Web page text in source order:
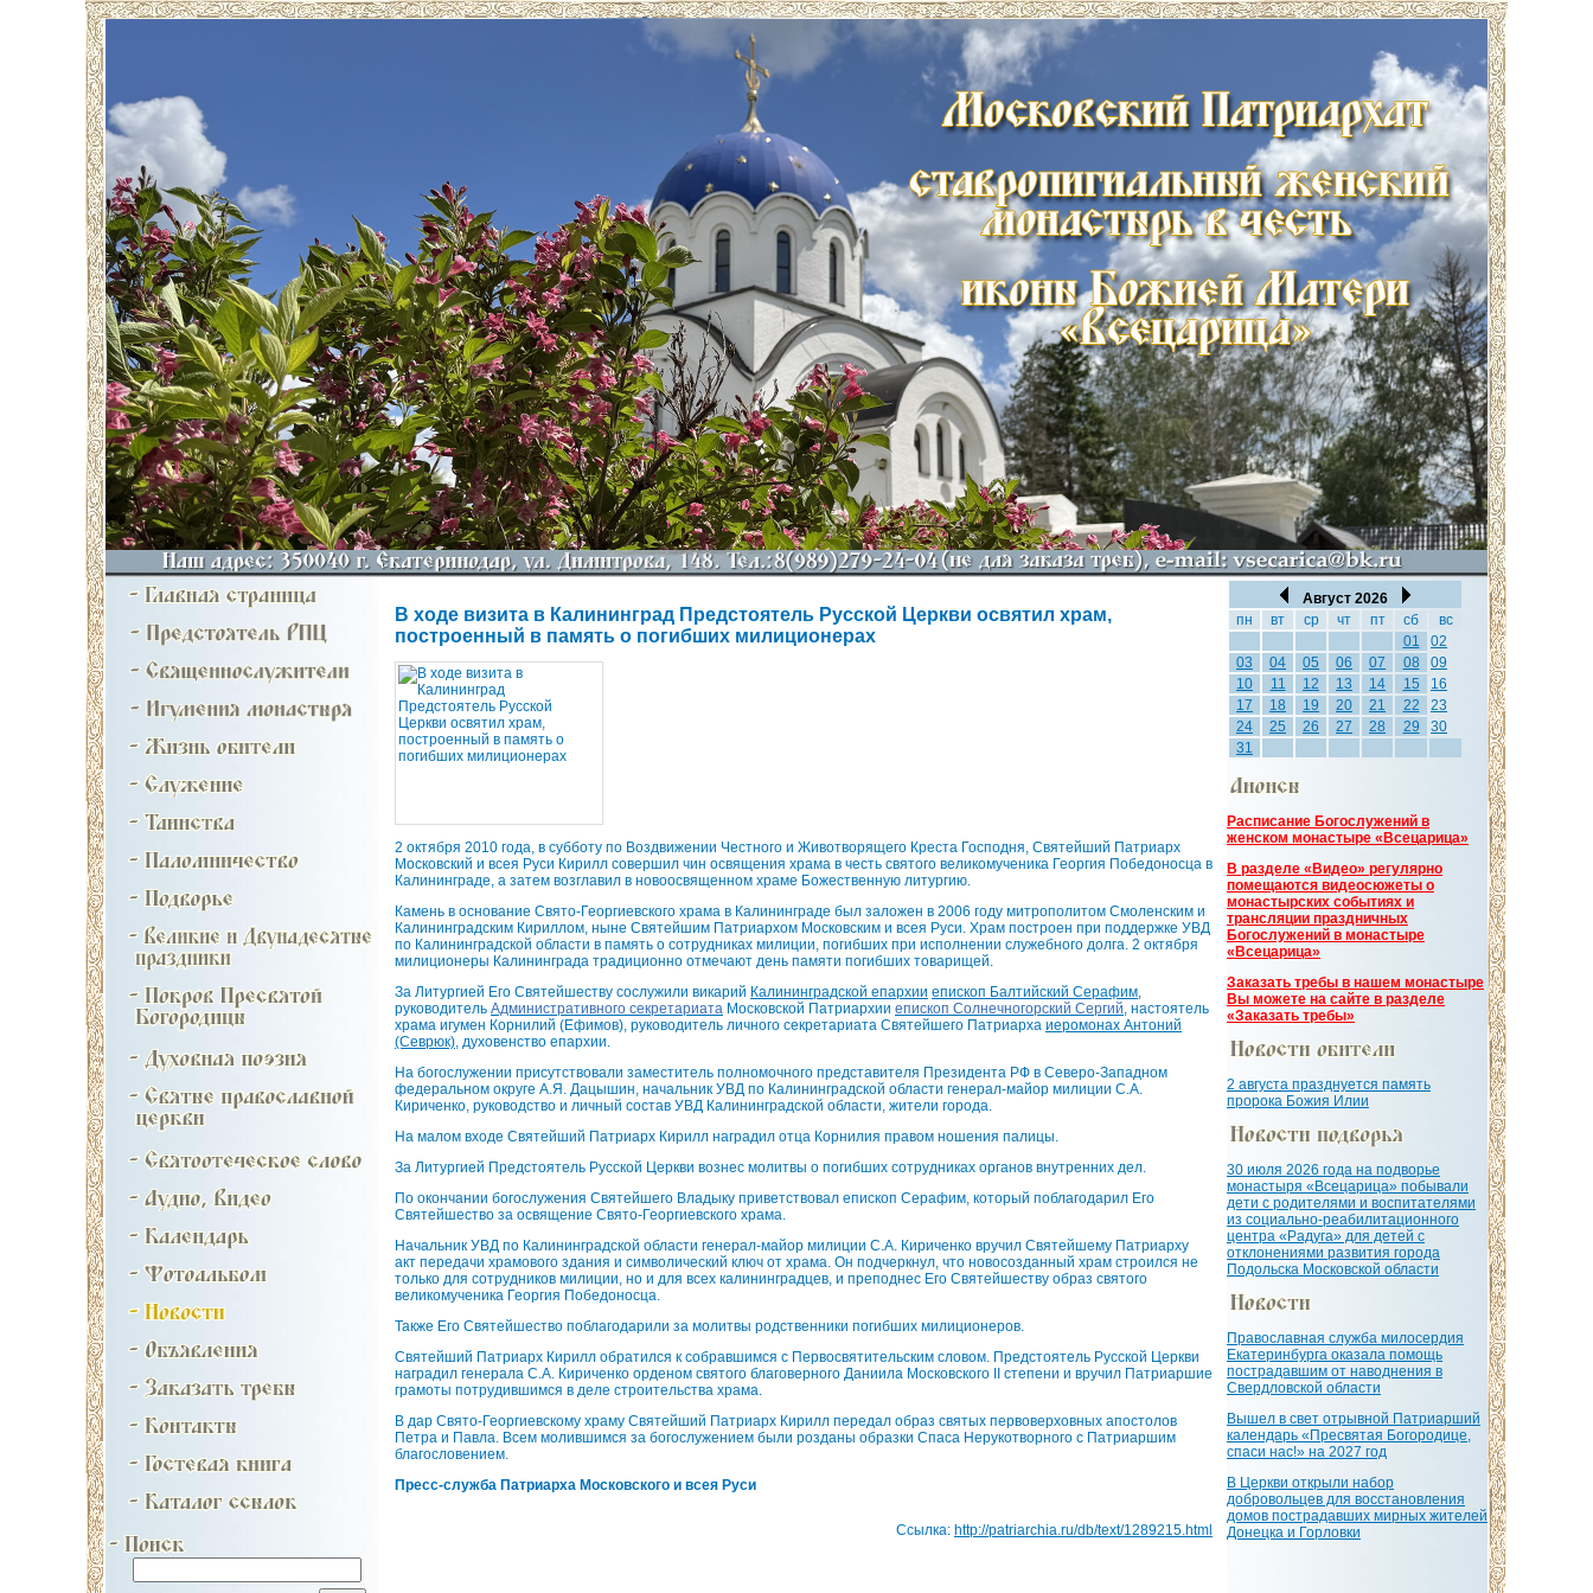
В ходе визита в Калининград Предстоятель Русской Церкви освятил храм,
построенный в память о погибших милиционерах
2 октября 2010 года, в субботу по Воздвижении Честного и Животворящего Креста Господня, Святейший Патриарх
Московский и всея Руси Кирилл совершил чин освящения храма в честь святого великомученика Георгия Победоносца в
Калининграде, а затем возглавил в новоосвященном храме Божественную литургию.
Камень в основание Свято-Георгиевского храма в Калининграде был заложен в 2006 году митрополитом Смоленским и
Калининградским Кириллом, ныне Святейшим Патриархом Московским и всея Руси. Храм построен при поддержке УВД
по Калининградской области в память о сотрудниках милиции, погибших при исполнении служебного долга. 2 октября
милиционеры Калининграда традиционно отмечают день памяти погибших товарищей.
За Литургией Его Святейшеству сослужили викарий Калининградской епархии епископ Балтийский Серафим
руководитель Административного секретариата Московской Патриархии епископ Солнечногорский Сергий , настоятель
храма игумен Корнилий (Ефимов), руководитель личного секретариата Святейшего Патриарха иеромонах Антоний
(Севрюк) , духовенство епархии.
На богослужении присутствовали заместитель полномочного представителя Президента РФ в Северо-Западном
федеральном округе А.Я. Дацышин, начальник УВД по Калининградской области генерал-майор милиции С.А.
Кириченко, руководство и личный состав УВД Калининградской области, жители города.
На малом входе Святейший Патриарх Кирилл наградил отца Корнилия правом ношения палицы.
За Литургией Предстоятель Русской Церкви вознес молитвы о погибших сотрудниках органов внутренних дел.
По окончании богослужения Святейшего Владыку приветствовал епископ Серафим, который поблагодарил Его
Святейшество за освящение Свято-Георгиевского храма.
Начальник УВД по Калининградской области генерал-майор милиции С.А. Кириченко вручил Святейшему Патриарху
акт передачи храмового здания и символический ключ от храма. Он подчеркнул, что новосозданный храм строился не
только для сотрудников милиции, но и для всех калининградцев, и преподнес Его Святейшеству образ святого
великомученика Георгия Победоносца.
Также Его Святейшество поблагодарили за молитвы родственники погибших милиционеров.
Святейший Патриарх Кирилл обратился к собравшимся с Первосвятительским словом. Предстоятель Русской Церкви
наградил генерала С.А. Кириченко орденом святого благоверного Даниила Московского II степени и вручил Патриаршие
грамоты потрудившимся в деле строительства храма.
В дар Свято-Георгиевскому храму Святейший Патриарх Кирилл передал образ святых первоверховных апостолов
Петра и Павла. Всем молившимся за богослужением были розданы образки Спаса Нерукотворного с Патриаршим
благословением.
Пресс-служба Патриарха Московского и всея Руси
Ссылка: http://patriarchia.ru/db/text/1289215.html
Август 2026
пн
вт ср чт пт сб
вс
01
02
03
04 05 06 07 08
09
10
11 12 13 14 15
16
17
18 19 20 21 22
23
24
25 26 27 28 29
30
31
Расписание Богослужений в
женском монастыре «Всецарица»
В разделе «Видео» регулярно
помещаются видеосюжеты о
монастырских событиях и
трансляции праздничных
Богослужений в монастыре
«Всецарица»
Заказать требы в нашем монастыре
Вы можете на сайте в разделе
«Заказать требы»
2 августа празднуется память
пророка Божия Илии
30 июля 2026 года на подворье
монастыря «Всецарица» побывали
дети с родителями и воспитателями
из социально-реабилитационного
центра «Радуга» для детей с
отклонениями развития города
Подольска Московской области
Православная служба милосердия
Екатеринбурга оказала помощь
пострадавшим от наводнения в
Свердловской области
Вышел в свет отрывной Патриарший
календарь «Пресвятая Богородице,
спаси нас!» на 2027 год
В Церкви открыли набор
добровольцев для восстановления
домов пострадавших мирных жителей
Донецка и Горловки